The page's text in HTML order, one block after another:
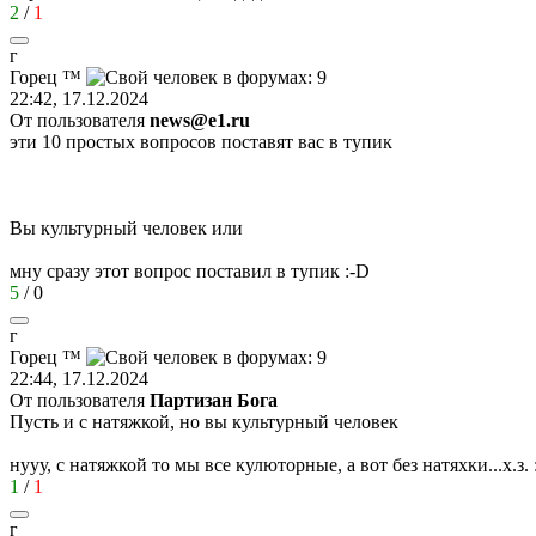
2 / 1
г
Горец ™
22:42, 17.12.2024
От пользователя news@e1.ru
эти 10 простых вопросов поставят вас в тупик
Вы культурный человек или
мну сразу этот вопрос поставил в тупик :-D
5 /0
г
Горец ™
22:44, 17.12.2024
От пользователя Партизан Бога
Пусть и с натяжкой, но вы культурный человек
нууу, с натяжкой то мы все кулюторные, а вот без натяхки...х.з.
1 / 1
г